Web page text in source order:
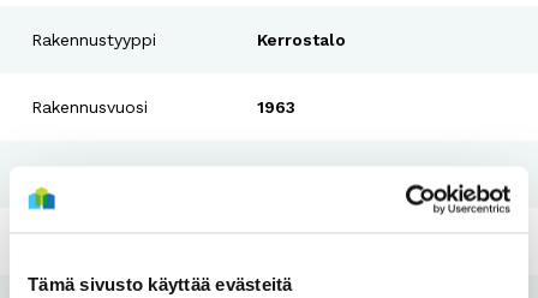
Tämä sivusto käyttää evästeitä
Rakennustyyppi Kerrostalo
Rakennusvuosi 1963